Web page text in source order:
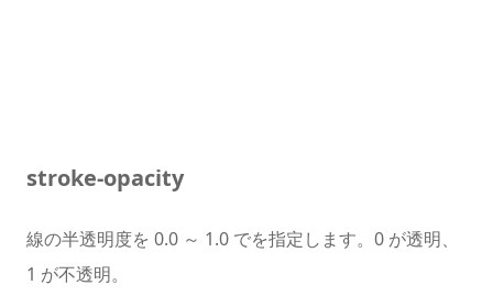
stroke-opacity
線の半透明度を 0.0 ～ 1.0 でを指定します。0 が透明、
1 が不透明。